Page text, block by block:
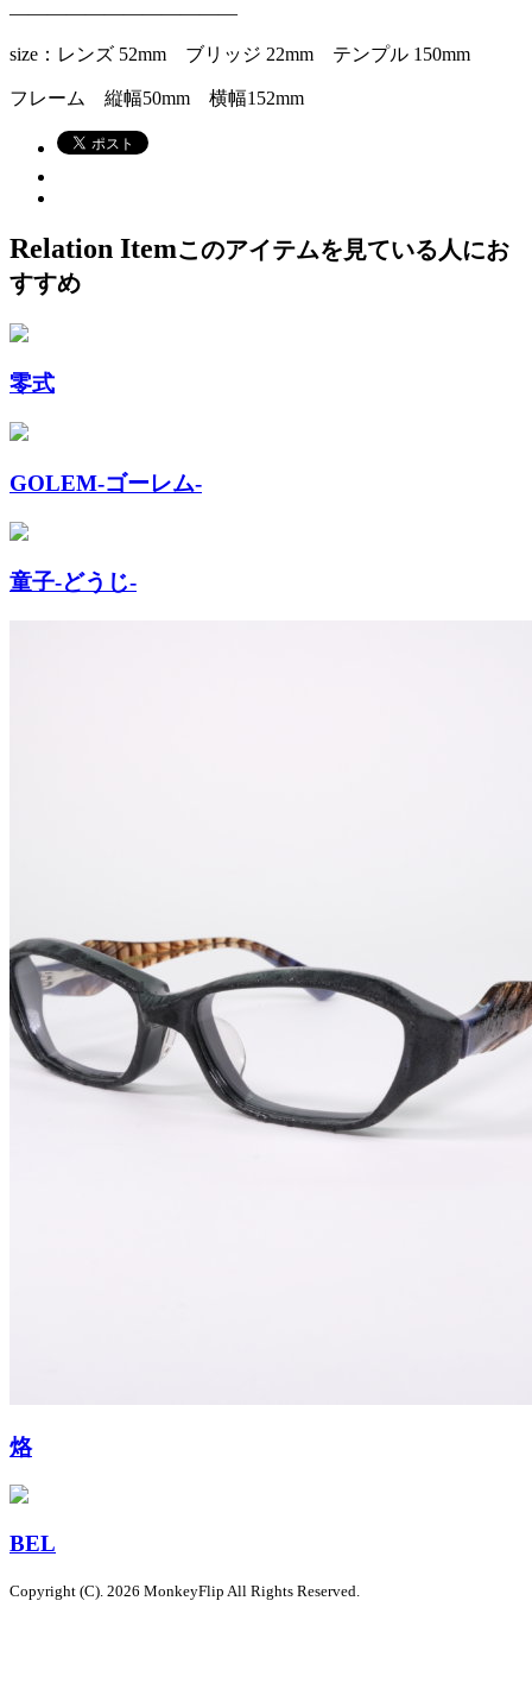
————————————
size：レンズ 52mm ブリッジ 22mm テンプル 150mm
フレーム 縦幅50mm 横幅152mm
Relation Itemこのアイテムを見ている人にお
すすめ
零式
GOLEM-ゴーレム-
童子-どうじ-
烙
BEL
Copyright (C). 2026 MonkeyFlip All Rights Reserved.